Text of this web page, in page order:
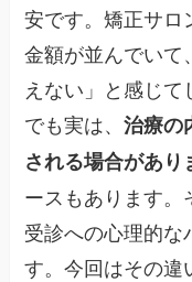
安です。矯正サ
金額が並んでいて
えない」と感じて
でも実は、治療の
される場合があり
ースもあります。
受診への心理的
す。今回はその違